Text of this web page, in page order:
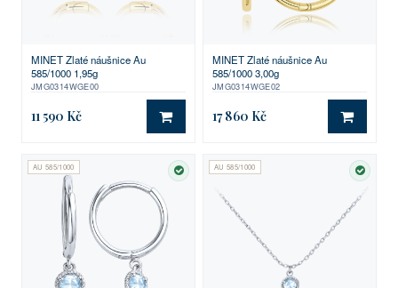
MINET Zlaté náušnice Au
585/1000 1,95g
JMG0314WGE00
11 590 Kč DO KOŠÍKU
MINET Zlaté náušnice Au
585/1000 3,00g
JMG0314WGE02
17 860 Kč DO
AU 585/1000
SKLADEM
AU 585/1000